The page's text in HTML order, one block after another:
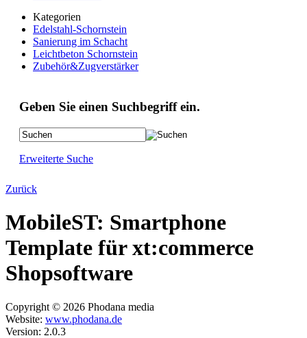
Kategorien
Edelstahl-Schornstein
Sanierung im Schacht
Leichtbeton Schornstein
Zubehör&Zugverstärker
Geben Sie einen Suchbegriff ein.
Erweiterte Suche
Zurück
MobileST: Smartphone
Template für xt:commerce
Shopsoftware
Copyright © 2026 Phodana media
Website: www.phodana.de
Version: 2.0.3